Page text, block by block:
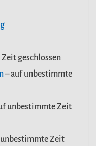
geschlossen
– auf unbestimmte
unbestimmte Zeit
Zeit